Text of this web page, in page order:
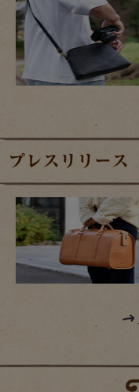
プレスリリース